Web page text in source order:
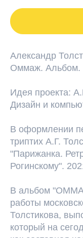
Александр
Оммаж. Альбом.
Идея проекта:
Дизайн и
В оформлении
триптих А.Г.
"Парижанка.
Рогинскому".
В альбом
работы
Толстикова,
который на